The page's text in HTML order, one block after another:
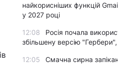
найкорисніших функцій
у 2027 році
12:08
Росія почала
збільшену версію
12:05
Смачна сирна